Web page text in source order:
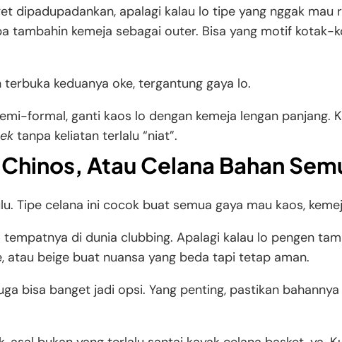
dipadupadankan, apalagi kalau lo tipe yang nggak mau
tambahin kemeja sebagai outer. Bisa yang motif kotak-
keduanya oke, tergantung gaya lo.
formal, ganti kaos lo dengan kemeja lengan panjang.
tanpa keliatan terlalu “niat”.
Atau Celana Bahan
Tipe celana ini cocok buat semua gaya mau kaos,
tempatnya di dunia clubbing. Apalagi kalau lo pengen
atau beige buat nuansa yang beda tapi tetap aman.
bisa banget jadi opsi. Yang penting, pastikan